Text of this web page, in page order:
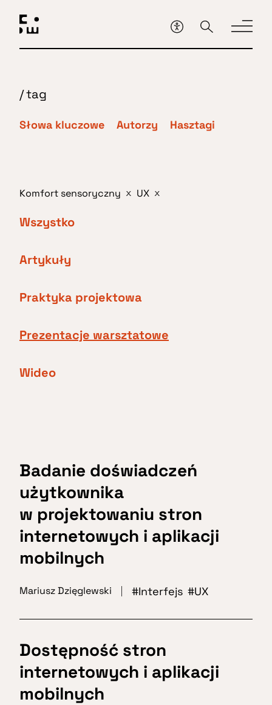
głównej
treści
/tag
Słowa kluczowe Autorzy Hasztagi
Komfort sensoryczny x UX x
Wszystko
Artykuły
Praktyka projektowa
Prezentacje warsztatowe
Wideo
Badanie doświadczeń
użytkownika
w projektowaniu stron
internetowych i aplikacji
mobilnych
Mariusz Dzięglewski Interfejs UX
Dostępność stron
internetowych i aplikacji
mobilnych